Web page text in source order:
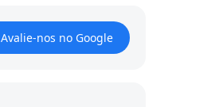
Avalie-nos no Google